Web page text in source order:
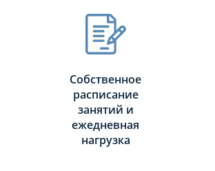
Собственное
расписание
занятий и
ежедневная
нагрузка